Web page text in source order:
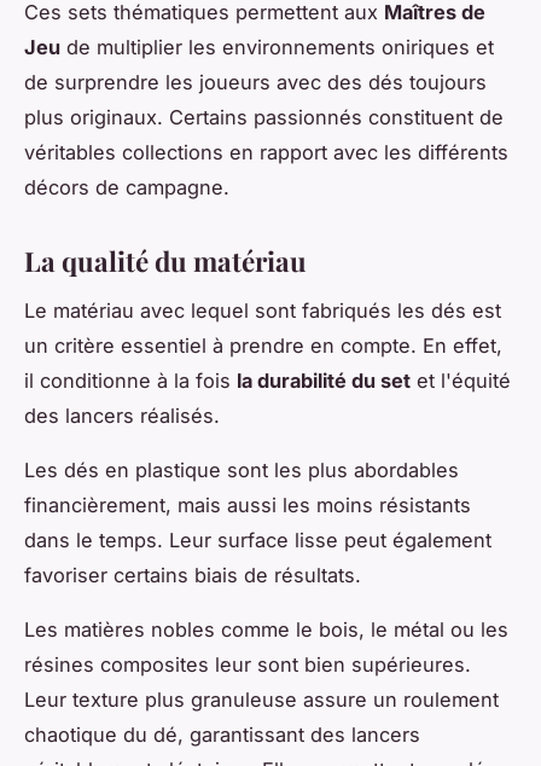
Ces sets thématiques permettent aux Maîtres de
Jeu de multiplier les environnements oniriques et
de surprendre les joueurs avec des dés toujours
plus originaux. Certains passionnés constituent de
véritables collections en rapport avec les différents
décors de campagne.
La qualité du matériau
Le matériau avec lequel sont fabriqués les dés est
un critère essentiel à prendre en compte. En effet,
il conditionne à la fois la durabilité du set et l'équité
des lancers réalisés.
Les dés en plastique sont les plus abordables
financièrement, mais aussi les moins résistants
dans le temps. Leur surface lisse peut également
favoriser certains biais de résultats.
Les matières nobles comme le bois, le métal ou les
résines composites leur sont bien supérieures.
Leur texture plus granuleuse assure un roulement
chaotique du dé, garantissant des lancers